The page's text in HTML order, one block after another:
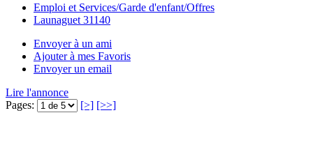
Emploi et Services/Garde d'enfant/Offres
Launaguet 31140
Envoyer à un ami
Ajouter à mes Favoris
Envoyer un email
Lire l'annonce
Pages:
[>] [>>]